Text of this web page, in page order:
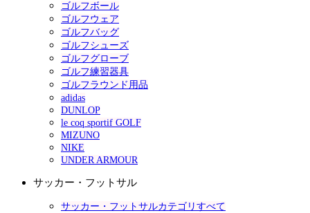
ゴルフボール
ゴルフウェア
ゴルフバッグ
ゴルフシューズ
ゴルフグローブ
ゴルフ練習器具
ゴルフラウンド用品
adidas
DUNLOP
le coq sportif GOLF
MIZUNO
NIKE
UNDER ARMOUR
サッカー・フットサル
サッカー・フットサルカテゴリすべて